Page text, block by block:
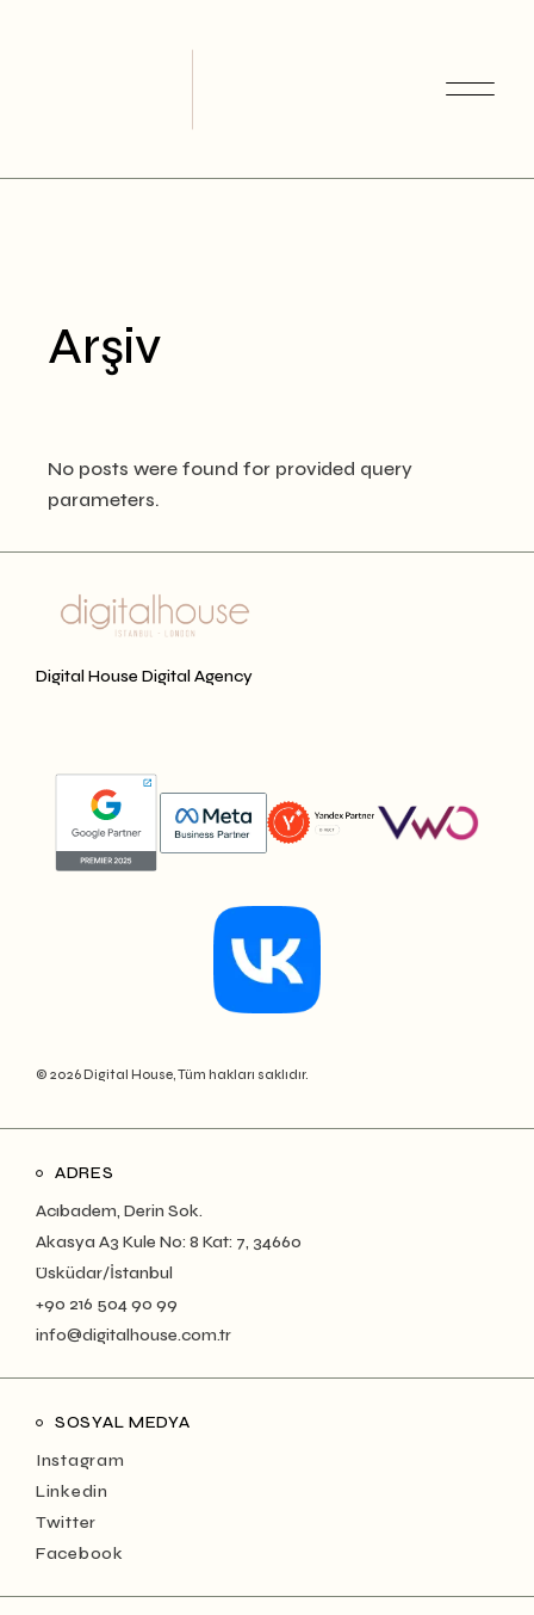
Arşiv
No posts were found for provided query
parameters.
Digital House Digital Agency
© 2026 Digital House, Tüm hakları saklıdır.
ADRES
Acıbadem, Derin Sok.
Akasya A3 Kule No: 8 Kat: 7, 34660
Üsküdar/İstanbul
+90 216 504 90 99
info@digitalhouse.com.tr
SOSYAL MEDYA
Instagram
Linkedin
Twitter
Facebook